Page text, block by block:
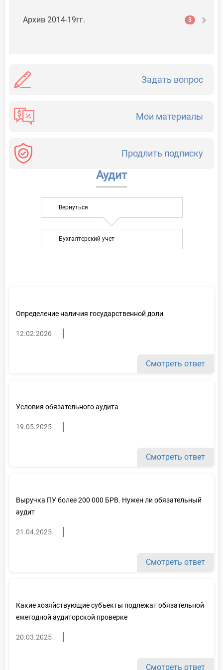
Архив 2014-19гг. 3
Задать вопрос
Мои материалы
Продлить подписку
Аудит
Вернуться
Бухгалтерский учет
Определение наличия государственной доли
12.02.2026
Смотреть ответ
Условия обязательного аудита
19.05.2025
Смотреть ответ
Выручка ПУ более 200 000 БРВ. Нужен ли обязательный
аудит
21.04.2025
Смотреть ответ
Какие хозяйствующие субъекты подлежат обязательной
ежегодной аудиторской проверке
20.03.2025
Смотреть ответ